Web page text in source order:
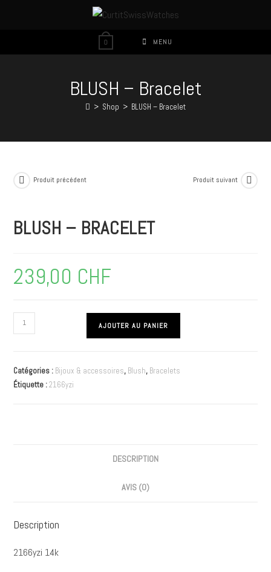
0 MENU
BLUSH – Bracelet
> Shop > BLUSH – Bracelet
Produit précédent Produit suivant
BLUSH – BRACELET
239,00 CHF
AJOUTER AU PANIER
Catégories : Bijoux & accessoires, Blush, Bracelets
Étiquette :2166yzi
DESCRIPTION
AVIS (0)
Description
2166yzi 14k